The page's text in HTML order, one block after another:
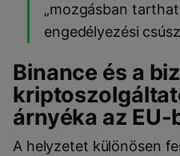
„mozgásban
engedélyezési
Binance és a
árnyéka az EU-
A helyzetet különösen